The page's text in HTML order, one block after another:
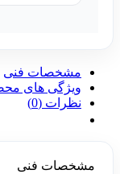
مشخصات فنی
ویژگی های
نظرات (0)
مشخصات فنی